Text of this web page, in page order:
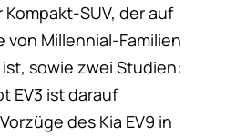
SUV, der auf
von Millennial-Familien
sowie zwei Studien:
EV3 ist darauf
des Kia EV9 in